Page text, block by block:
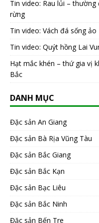
Tin video: Rau lủi –
rừng
Tin video: Vách đá sống ảo
Tin video: Quýt hồng Lai
Hạt mắc khén – thứ gia vị
Bắc
DANH MỤC
Đặc sản An Giang
Đặc sản Bà Rịa Vũng Tàu
Đặc sản Bắc Giang
Đặc sản Bắc Kạn
Đặc sản Bạc Liêu
Đặc sản Bắc Ninh
Đặc sản Bến Tre